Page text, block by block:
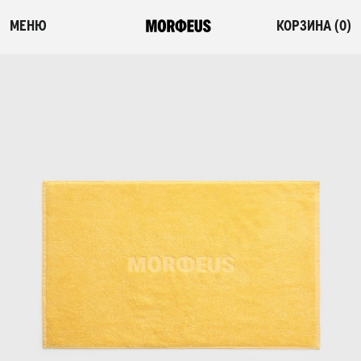
МЕНЮ КОРЗИНА (0)
НОВИНКИ
ПОСТЕЛЬНОЕ БЕЛЬЕ
ОДЕЯЛА-КОМФОРТЕРЫ